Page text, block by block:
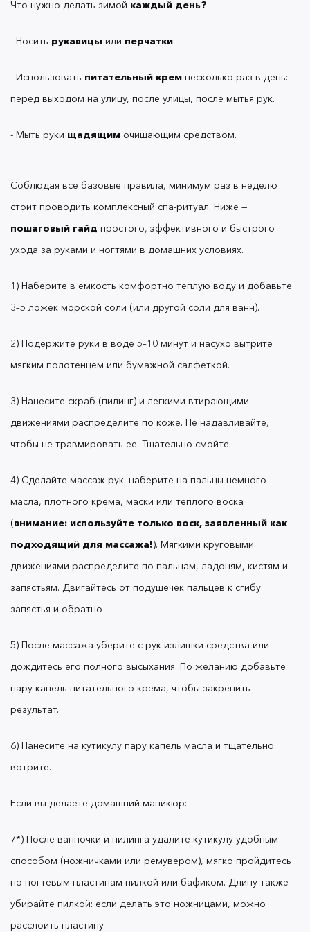
4) Сделайте массаж рук: наберите на пальцы
теплого воска (внимание: используйте только
воск, заявленный как подходящий для массажа!
по пальцам, ладоням, кистям и запястьям.
5) После массажа уберите с рук излишки средства
или дождитесь его полного высыхания. По
желанию добавьте пару капель питательного
тщательно вотрите.
Если вы делаете домашний маникюр:
ремувером), мягко пройдитесь по ногтевым
пластинам пилкой или бафиком. Длину также
убирайте пилкой: если делать это ножницами,
можно расслоить пластину.
8*) Обязательно смажьте кутикулу маслом.
Продукты OK Beauty для ухода
за руками и кутикулой
В коллекцию средств OK Beauty входит
- Каждая формула содержит пантенол, четыре
масла и витамины. За счет них кремы
успокаивают, смягчают и надолго увлажняют кожу.
Что нужно делать зимой каждый день?
- Носить рукавицы или перчатки.
- Использовать питательный крем несколько раз в день:
перед выходом на улицу, после улицы, после мытья рук.
- Мыть руки щадящим очищающим средством.
Соблюдая все базовые правила, минимум раз в неделю
стоит проводить комплексный спа-ритуал. Ниже —
пошаговый гайд простого, эффективного и быстрого
ухода за руками и ногтями в домашних условиях.
1) Наберите в емкость комфортно теплую воду и добавьте
3–5 ложек морской соли (или другой соли для ванн).
2) Подержите руки в воде 5–10 минут и насухо вытрите
мягким полотенцем или бумажной салфеткой.
3) Нанесите скраб (пилинг) и легкими втирающими
движениями распределите по коже. Не надавливайте,
чтобы не травмировать ее. Тщательно смойте.
4) Сделайте массаж рук: наберите на пальцы немного
масла, плотного крема, маски или теплого воска
(внимание: используйте только воск, заявленный как
подходящий для массажа!). Мягкими круговыми
движениями распределите по пальцам, ладоням, кистям и
запястьям. Двигайтесь от подушечек пальцев к сгибу
запястья и обратно
5) После массажа уберите с рук излишки средства или
дождитесь его полного высыхания. По желанию добавьте
пару капель питательного крема, чтобы закрепить
результат.
6) Нанесите на кутикулу пару капель масла и тщательно
вотрите.
Если вы делаете домашний маникюр:
7*) После ванночки и пилинга удалите кутикулу удобным
способом (ножничками или ремувером), мягко пройдитесь
по ногтевым пластинам пилкой или бафиком. Длину также
убирайте пилкой: если делать это ножницами, можно
расслоить пластину.